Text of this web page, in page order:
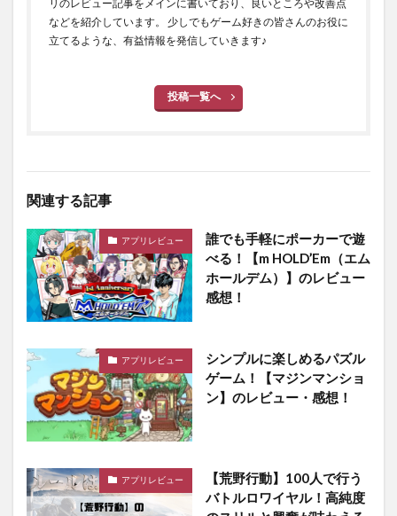
リのレビュー記事をメインに書いており、良いところや改善点
などを紹介しています。 少しでもゲーム好きの皆さんのお役に
立てるような、有益情報を発信していきます♪
投稿一覧へ
関連する記事
アプリレビュー
誰でも手軽にポーカーで遊
べる！【m HOLD’Em（エム
ホールデム）】のレビュー
感想！
アプリレビュー
シンプルに楽しめるパズル
ゲーム！【マジンマンショ
ン】のレビュー・感想！
アプリレビュー
【荒野行動】100人で行う
バトルロワイヤル！高純度